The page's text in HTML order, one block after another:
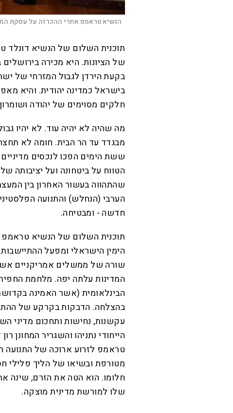
הנשיא טראמפ אחרי ההכרזה על עסקת
תוכנית השלום של הנשיא דונלד
של הציונות. היא מכירה
בקעת הירדן לגבול המזרחי של
בישראל כמדינה יהודית. והיא
חלקים מסוימים של יהודה
מה שהיה לא יהיה עוד. לא יהיו
מבגדד עד הר הבית. חומה לא
ששת הימים הפכו לנכסים
הטווח על ביטחונה ועל יציבותה
שהתהווה בעשור האחרון בין
הערבי (הנחלש) והתנועה
חדשה - ומבטיחה.
תוכנית השלום של הנשיא טראמפ
הימין הישראלי ומפעל
שורה של ממשלים אמריקניים
המדינות עלתה יפה. מלחמת
בהצלחה. הדבקות בקרקע של
עקשנות, נחישות ותחכום מדיני
הייחודי נתניהו והשגריר המחונן
טראמפ לזרוע ארוכה של התנועה
מטורפת ובשיאו של הליך פלילי
חלומו. הוא הטה את הזרם, שינה
שלו למורשת מדינית מוצקה.